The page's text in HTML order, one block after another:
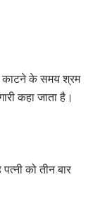
काटने के समय श्रम
कहा जाता है।
को तीन बार